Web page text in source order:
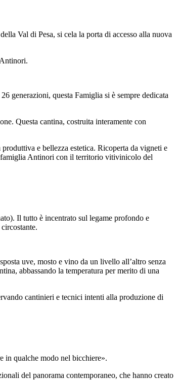
Val di Pesa, si cela la porta di accesso alla nuova
generazioni, questa Famiglia si è sempre dedicata
Questa cantina, costruita interamente con
e bellezza estetica. Ricoperta da vigneti e
famiglia Antinori con il territorio vitivinicolo del
Il tutto è incentrato sul legame profondo e
uve, mosto e vino da un livello all’altro senza
abbassando la temperatura per merito di una
cantinieri e tecnici intenti alla produzione di
in qualche modo nel bicchiere».
del panorama contemporaneo, che hanno creato